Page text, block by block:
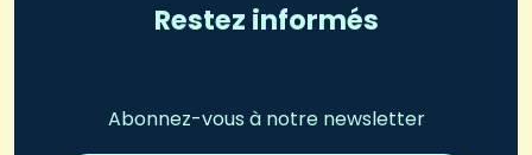
Restez informés
Abonnez-vous à notre newsletter